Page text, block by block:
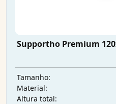
Supportho Premium
Tamanho:
Material:
Altura total: